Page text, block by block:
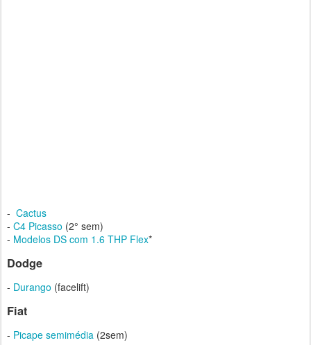
- Cactus
- C4 Picasso (2° sem)
- Modelos DS com 1.6 THP Flex*
Dodge
- Durango (facelift)
Fiat
- Picape semimédia (2sem)